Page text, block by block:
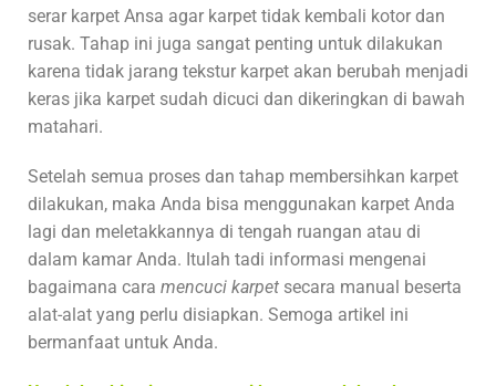
serar karpet Ansa agar karpet tidak kembali kotor dan
rusak. Tahap ini juga sangat penting untuk dilakukan
karena tidak jarang tekstur karpet akan berubah menjadi
keras jika karpet sudah dicuci dan dikeringkan di bawah
matahari.
Setelah semua proses dan tahap membersihkan karpet
dilakukan, maka Anda bisa menggunakan karpet Anda
lagi dan meletakkannya di tengah ruangan atau di
dalam kamar Anda. Itulah tadi informasi mengenai
bagaimana cara mencuci karpet secara manual beserta
alat-alat yang perlu disiapkan. Semoga artikel ini
bermanfaat untuk Anda.